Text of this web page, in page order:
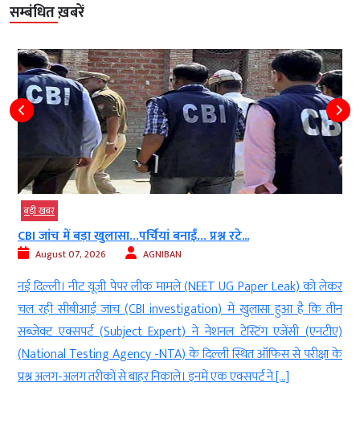
सम्बंधित ख़बरें
बड़ी खबर
CBI जांच में बड़ा खुलासा…पर्चियां बनाईं… प्रश्न रटे...
August 07, 2026 AGNIBAN
नई दिल्ली। नीट यूजी पेपर लीक मामले (NEET UG Paper Leak) को लेकर
चल रही सीबीआई जांच (CBI investigation) में खुलासा हुआ है कि तीन
सब्जेक्ट एक्सपर्ट (Subject Expert) ने नेशनल टेस्टिंग एजेंसी (एनटीए)
(National Testing Agency -NTA) के दिल्ली स्थित ऑफिस से परीक्षा के
प्रश्न अलग-अलग तरीकों से बाहर निकाले। इनमें एक एक्सपर्ट ने […]